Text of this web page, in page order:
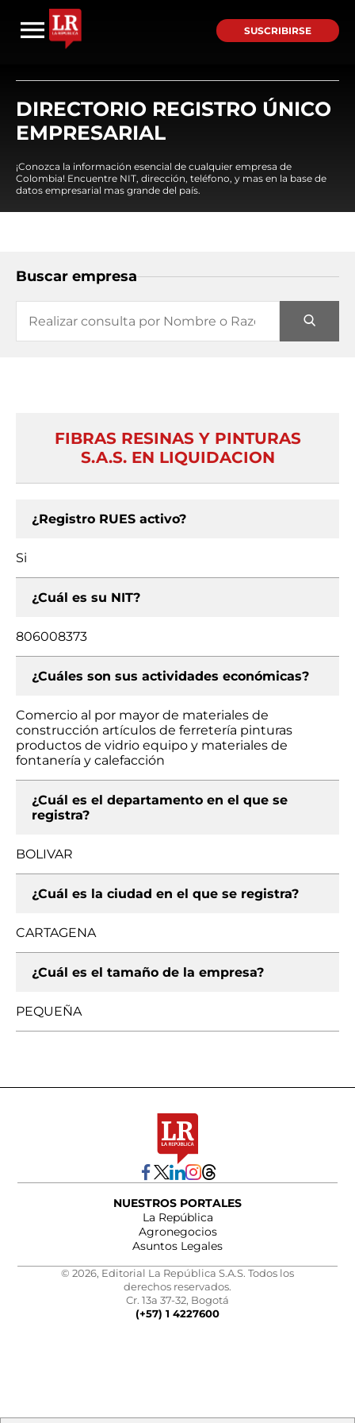
SUSCRIBIRSE
DIRECTORIO REGISTRO ÚNICO
EMPRESARIAL
¡Conozca la información esencial de cualquier empresa de
Colombia! Encuentre NIT, dirección, teléfono, y mas en la base de
datos empresarial mas grande del país.
Buscar empresa
FIBRAS RESINAS Y PINTURAS
S.A.S. EN LIQUIDACION
¿Registro RUES activo?
Si
¿Cuál es su NIT?
806008373
¿Cuáles son sus actividades económicas?
Comercio al por mayor de materiales de
construcción artículos de ferretería pinturas
productos de vidrio equipo y materiales de
fontanería y calefacción
¿Cuál es el departamento en el que se
registra?
BOLIVAR
¿Cuál es la ciudad en el que se registra?
CARTAGENA
¿Cuál es el tamaño de la empresa?
PEQUEÑA
NUESTROS PORTALES
La República
Agronegocios
Asuntos Legales
© 2026, Editorial La República S.A.S. Todos los
derechos reservados.
Cr. 13a 37-32, Bogotá
(+57) 1 4227600